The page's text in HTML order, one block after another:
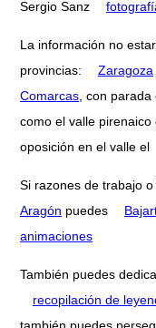
Sergio Sanz
La información no
provincias:
Zaragoza
Comarcas , con
como el valle pirenaico
oposición en el valle el
Si razones de trabajo
Aragón puedes
animaciones
También puedes
recopilación de